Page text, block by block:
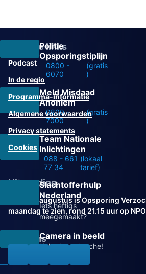
Politie
Opsporingstiplijn
0800 -
6070
(gratis
)
Meld Misdaad
Anoniem
0800 -
7000
(gratis
)
Team Nationale
Inlichtingen
088 - 661
77 34
(lokaal
tarief)
Slachtofferhulp
Nederland
Iets heftigs
meegemaakt?
Camera in beeld
Help de recherche!
Overige links
Podcast
In de regio
Programma-informatie
Algemene voorwaarden
Privacy statements
Cookies
Uitzending
Vanaf 31 augustus is Opsporing
maandag te zien, rond 21.15 uur op
Volg ons